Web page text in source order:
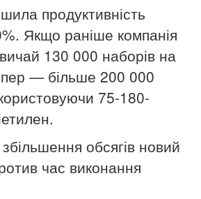
продуктивність
Якщо раніше компанія
130 000 наборів на
— більше 200 000
75-180-
обсягів новий
час виконання